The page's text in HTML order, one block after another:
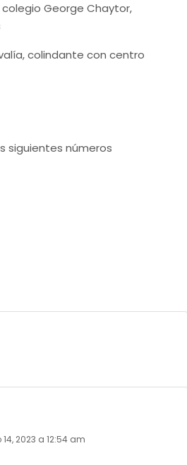
George Chaytor,
colindante con centro
siguientes números
2023 a 12:54 am